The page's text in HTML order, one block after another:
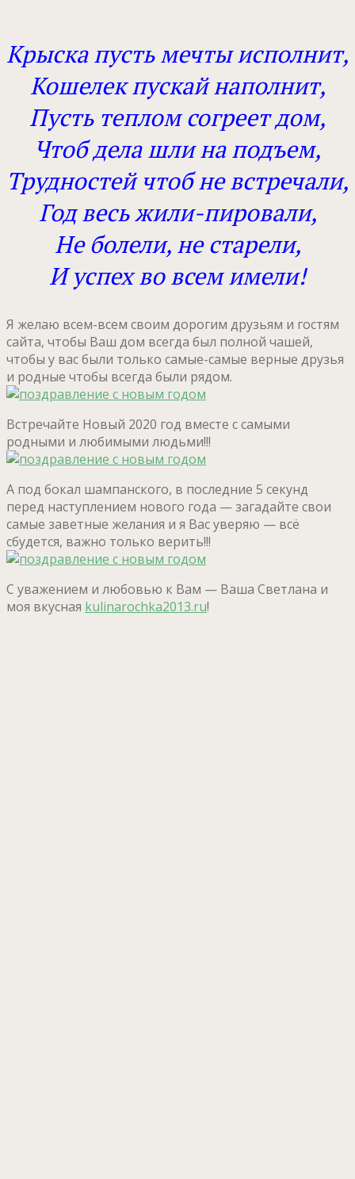
Крыска пусть мечты исполнит,
Кошелек пускай наполнит,
Пусть теплом согреет дом,
Чтоб дела шли на подъем,
Трудностей чтоб не встречали,
Год весь жили-пировали,
Не болели, не старели,
И успех во всем имели!
Я желаю всем-всем своим дорогим друзьям и гостям
сайта, чтобы Ваш дом всегда был полной чашей,
чтобы у вас были только самые-самые верные друзья
и родные чтобы всегда были рядом.
Встречайте Новый 2020 год вместе с самыми
родными и любимыми людьми!!!
А под бокал шампанского, в последние 5 секунд
перед наступлением нового года — загадайте свои
самые заветные желания и я Вас уверяю — всё
сбудется, важно только верить!!!
С уважением и любовью к Вам — Ваша Светлана и
моя вкусная kulinarochka2013.ru!